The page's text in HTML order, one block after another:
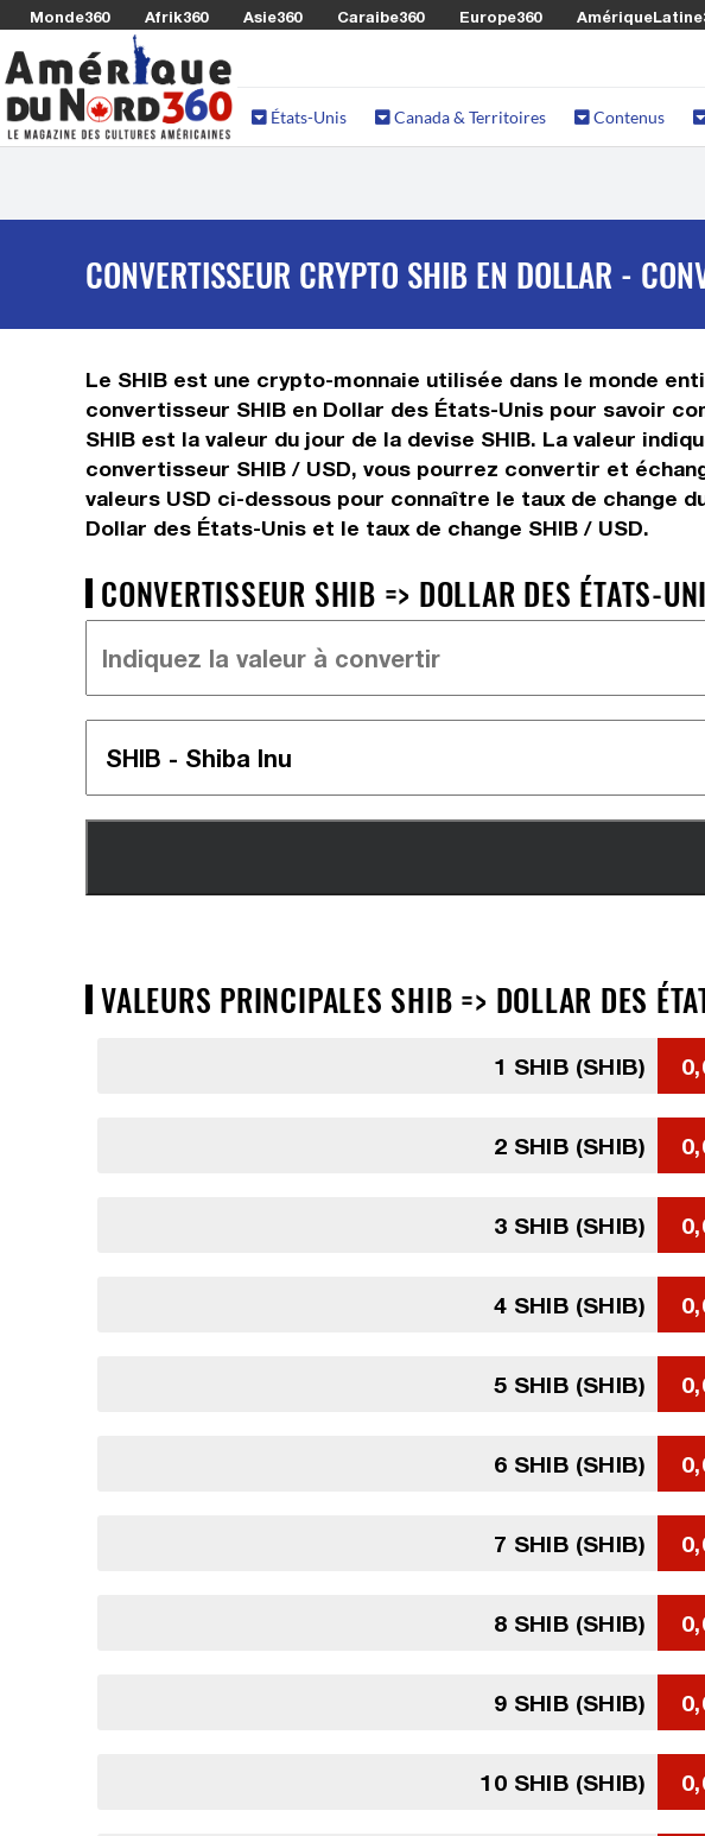
Monde360 Afrik360 Asie360 Caraibe360 Europe360
États-Unis Canada & Territoires Contenus
CONVERTISSEUR CRYPTO SHIB EN DOLLAR -
Le SHIB est une crypto-monnaie utilisée dans le monde
convertisseur SHIB en Dollar des États-Unis pour savoir
SHIB est la valeur du jour de la devise SHIB. La valeur
convertisseur SHIB / USD, vous pourrez convertir et
valeurs USD ci-dessous pour connaître le taux de change
Dollar des États-Unis et le taux de change SHIB / USD.
CONVERTISSEUR SHIB => DOLLAR DES ÉTATS-
VALEURS PRINCIPALES SHIB => DOLLAR DES
1 SHIB (SHIB)
2 SHIB (SHIB)
3 SHIB (SHIB)
4 SHIB (SHIB)
5 SHIB (SHIB)
6 SHIB (SHIB)
7 SHIB (SHIB)
8 SHIB (SHIB)
9 SHIB (SHIB)
10 SHIB (SHIB)